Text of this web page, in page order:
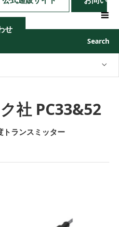
せ
Search
社 PC33&52
トランスミッター